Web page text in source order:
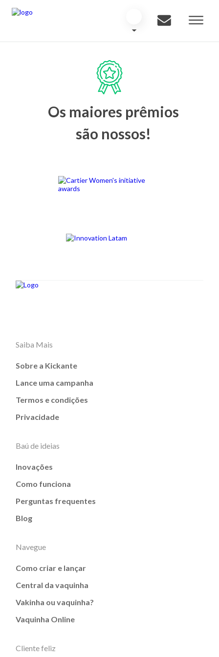
Os maiores prêmios
são nossos!
Saiba Mais
Sobre a Kickante
Lance uma campanha
Termos e condições
Privacidade
Baú de ideias
Inovações
Como funciona
Perguntas frequentes
Blog
Navegue
Como criar e lançar
Central da vaquinha
Vakinha ou vaquinha?
Vaquinha Online
Cliente feliz